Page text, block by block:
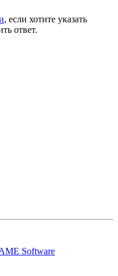
, если хотите указать
ответ.
Software